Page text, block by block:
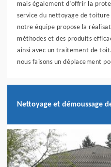
mais également d’offrir la
service du nettoyage de toiture
notre équipe propose la
méthodes et des produits
ainsi avec un traitement de
nous faisons un déplacement
Nettoyage et démoussage